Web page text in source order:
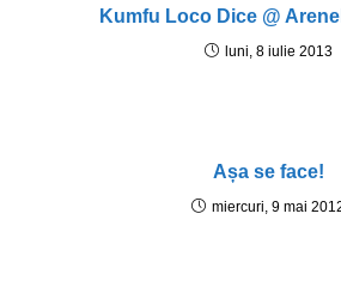
Kumfu Loco Dice @
luni, 8 iulie 2013
Așa se face!
miercuri, 9 mai